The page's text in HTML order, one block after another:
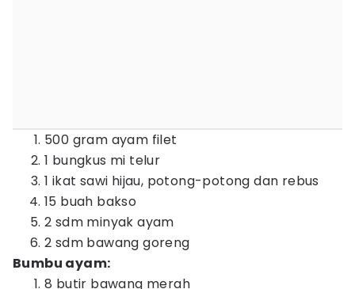
500 gram ayam filet
1 bungkus mi telur
1 ikat sawi hijau, potong-potong dan rebus
15 buah bakso
2 sdm minyak ayam
2 sdm bawang goreng
Bumbu ayam:
8 butir bawang merah